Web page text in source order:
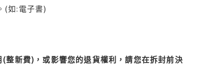
(如:電子書)
新費)，或影響您的退貨權利，請您在拆封前決